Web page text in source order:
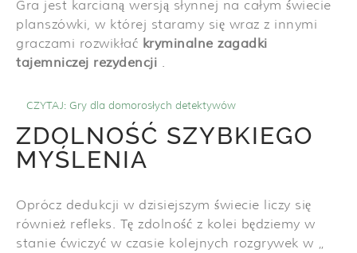
Gra jest karcianą wersją słynnej na całym świecie
planszówki, w której staramy się wraz z innymi
graczami rozwikłać kryminalne zagadki
tajemniczej rezydencji .
CZYTAJ: Gry dla domorosłych detektywów
ZDOLNOŚĆ SZYBKIEGO
MYŚLENIA
Oprócz dedukcji w dzisiejszym świecie liczy się
również refleks. Tę zdolność z kolei będziemy w
stanie ćwiczyć w czasie kolejnych rozgrywek w „